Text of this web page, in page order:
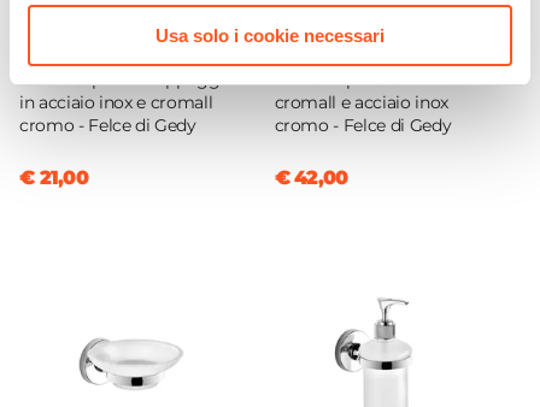
Usa solo i cookie necessari
Portascopino da appoggio
in acciaio inox e cromall
cromo - Felce di Gedy
€ 21,00
CODICE:FE44
Mensola portasalviette in
cromall e acciaio inox
cromo - Felce di Gedy
€ 42,00